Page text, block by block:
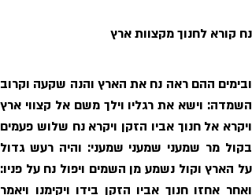
נח קורא לחנוך מקצוות ארץ